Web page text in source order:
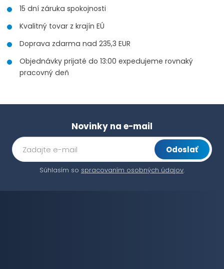
15 dní záruka spokojnosti
Kvalitný tovar z krajín EÚ
Doprava zdarma nad 235,3 EUR
Objednávky prijaté do 13:00 expedujeme rovnaký
pracovný deň
Novinky na e-mail
Odoslať
Súhlasím so spracovaním osobných údajov.